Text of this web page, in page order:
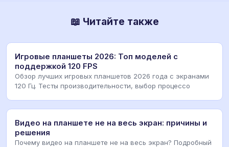
📖 Читайте также
Игровые планшеты 2026: Топ моделей с
поддержкой 120 FPS
Обзор лучших игровых планшетов 2026 года с экранами
120 Гц. Тесты производительности, выбор процессо
Видео на планшете не на весь экран: причины и
решения
Почему видео на планшете не на весь экран? Подробный